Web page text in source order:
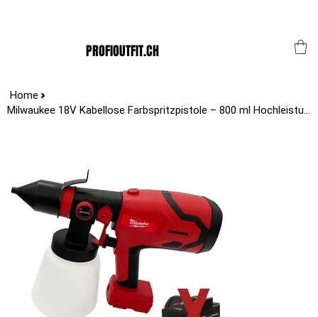
PROFIOUTFIT.CH
Home >
Milwaukee 18V Kabellose Farbspritzpistole – 800 ml Hochleistungs-Spritzgerät